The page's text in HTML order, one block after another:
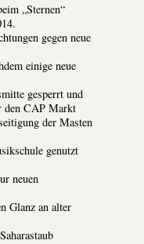
„Sternen“
gegen neue
einige neue
gesperrt und
den CAP Markt
der Masten
genutzt
neuen
Glanz an alter